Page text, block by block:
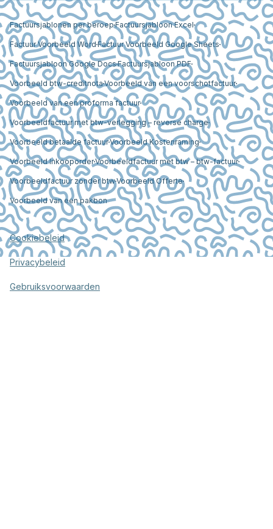
Factuursjablonen per beroepFactuursjabloon Excel
Factuur Voorbeeld Word Factuur Voorbeeld Google Sheets
Factuursjabloon Google DocsFactuursjabloon PDF
Voorbeeld btw-creditnotaVoorbeeld van een voorschotfactuur
Voorbeeld van een proforma factuur
Voorbeeldfactuur met btw-verlegging – reverse charge
Voorbeeld betaalde factuurVoorbeeld Kostenraming
Voorbeeld InkooporderVoorbeeldfactuur met btw – btw-factuur
Voorbeeldfactuur zonder btwVoorbeeld Offerte
Voorbeeld van een pakbon
Cookiebeleid
Privacybeleid
Gebruiksvoorwaarden